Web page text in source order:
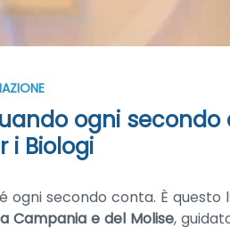
ogni secondo
i Biologi
ogni secondo conta. È questo
Campania e del Molise,